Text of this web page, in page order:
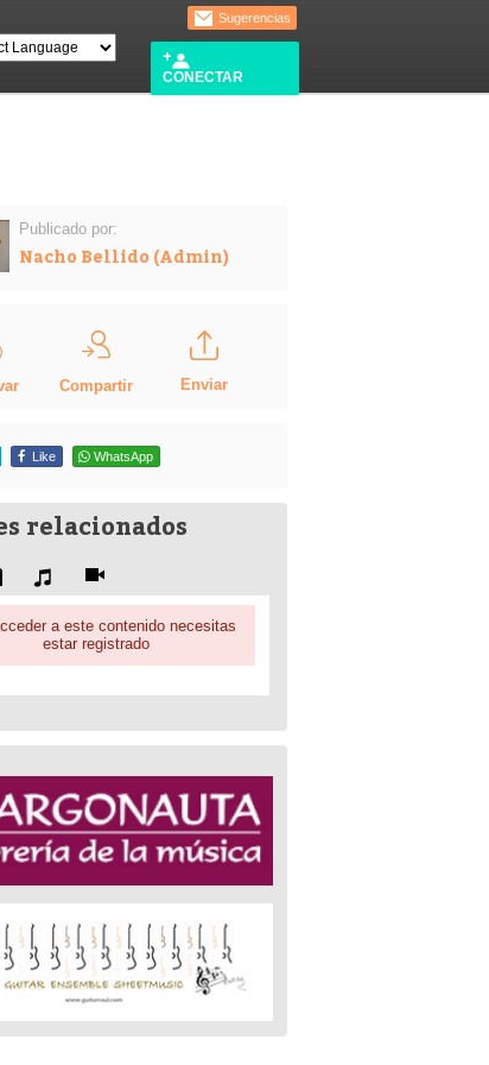
Sugerencias
CONECTAR
Publicado por:
Nacho Bellido (Admin)
Compartir Enviar
Like WhatsApp
relacionados
a este contenido necesitas
estar registrado